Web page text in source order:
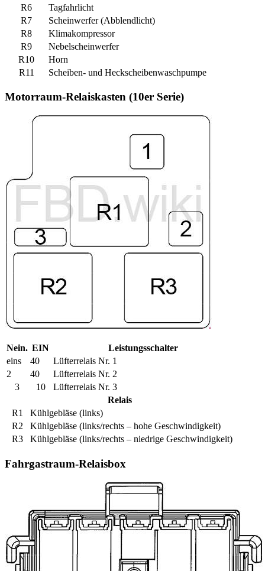
R6
Tagfahrlicht
R7
Scheinwerfer (Abblendlicht)
R8
Klimakompressor
R9
Nebelscheinwerfer
R10
Horn
R11
Scheiben- und Heckscheibenwaschpumpe
Motorraum-Relaiskasten (10er Serie)
Nein. EIN
Leistungsschalter
eins
40
Lüfterrelais Nr. 1
2
40
Lüfterrelais Nr. 2
3
10
Lüfterrelais Nr. 3
Relais
R1
Kühlgebläse (links)
R2
Kühlgebläse (links/rechts – hohe Geschwindigkeit)
R3
Kühlgebläse (links/rechts – niedrige Geschwindigkeit)
Fahrgastraum-Relaisbox